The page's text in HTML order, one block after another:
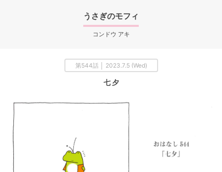
うさぎのモフィ
コンドウ アキ
第544話 │ 2023.7.5 (Wed)
七 夕